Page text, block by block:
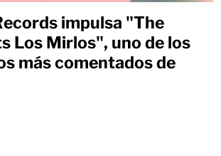
impulsa "The
Los Mirlos", uno de los
más comentados de